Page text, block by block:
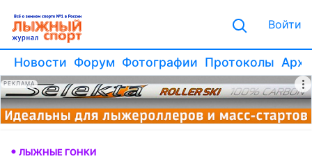
Войти
Новости Форум Фотографии Протоколы
РЕКЛАМА
ЛЫЖНЫЕ ГОНКИ